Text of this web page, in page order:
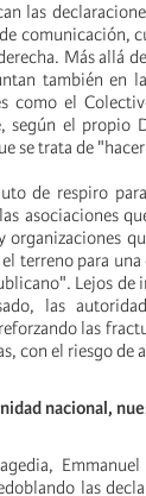
las
comunicación,
Más allá
también en
como el
según el propio
se trata de
de respiro
asociaciones
organizaciones
terreno para
Lejos de
las
las
con el riesgo de
nacional,
las